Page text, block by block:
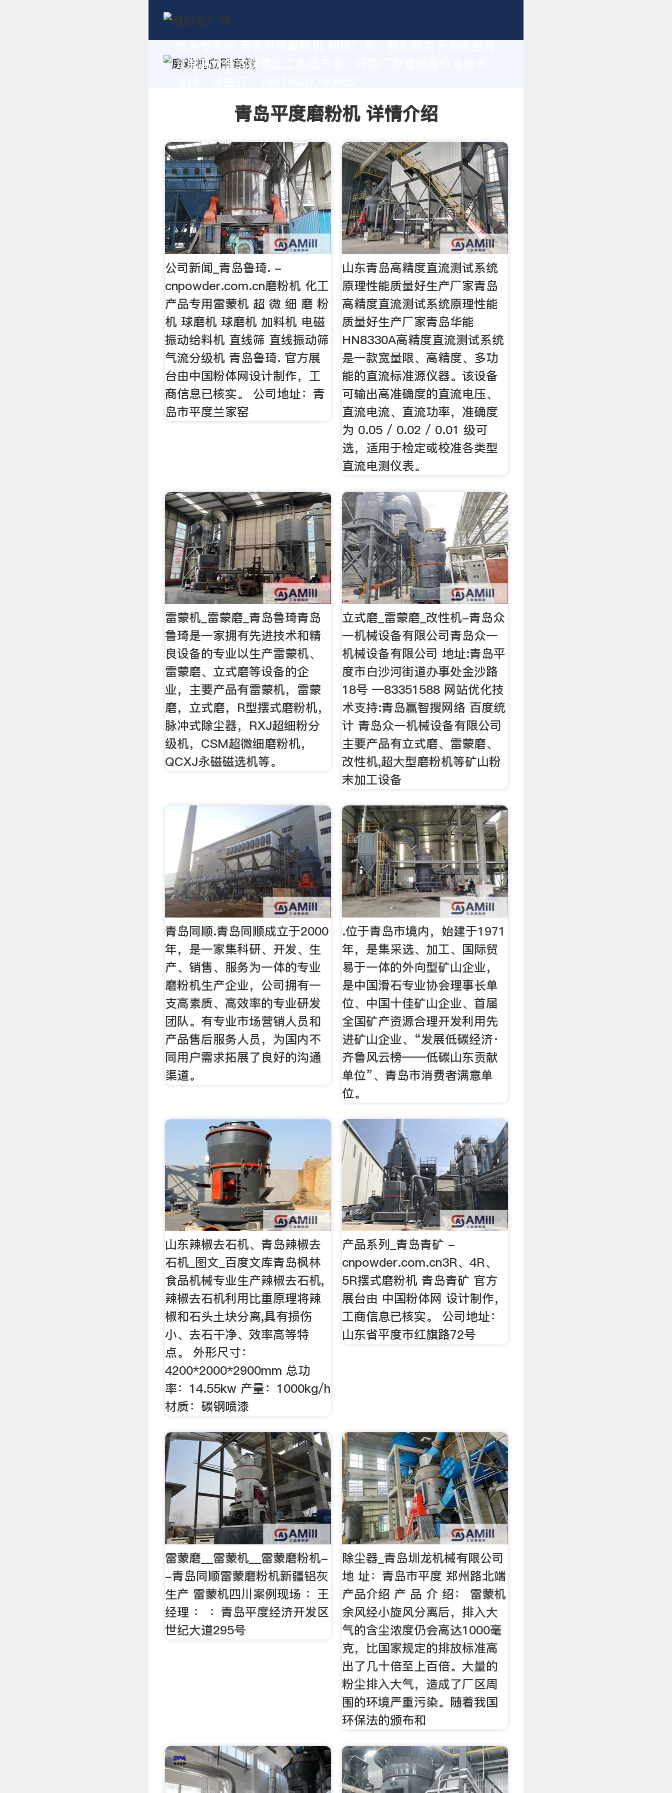
定制高价值的粉体加工系统方案。获取厂家直销报价及技术
青岛平度磨粉机 详情介绍
公司新闻_青岛鲁琦. -
cnpowder.com.cn磨粉机 化工
产品专用雷蒙机 超 微 细 磨 粉
机 球磨机 球磨机 加料机 电磁
振动给料机 直线筛 直线振动筛
气流分级机 青岛鲁琦. 官方展
台由中国粉体网设计制作，工
商信息已核实。 公司地址：青
岛市平度兰家窑
山东青岛高精度直流测试系统
原理性能质量好生产厂家青岛
高精度直流测试系统原理性能
质量好生产厂家青岛华能
HN8330A高精度直流测试系统
是一款宽量限、高精度、多功
能的直流标准源仪器。该设备
可输出高准确度的直流电压、
直流电流、直流功率，准确度
为 0.05 / 0.02 / 0.01 级可
选，适用于检定或校准各类型
直流电测仪表。
雷蒙机_雷蒙磨_青岛鲁琦青岛
鲁琦是一家拥有先进技术和精
良设备的专业以生产雷蒙机、
雷蒙磨、立式磨等设备的企
业，主要产品有雷蒙机，雷蒙
磨，立式磨，R型摆式磨粉机，
脉冲式除尘器，RXJ超细粉分
级机，CSM超微细磨粉机，
QCXJ永磁磁选机等。
立式磨_雷蒙磨_改性机-青岛众
一机械设备有限公司青岛众一
机械设备有限公司 地址:青岛平
度市白沙河街道办事处金沙路
18号 —83351588 网站优化技
术支持:青岛赢智搜网络 百度统
计 青岛众一机械设备有限公司
主要产品有立式磨、雷蒙磨、
改性机,超大型磨粉机等矿山粉
末加工设备
青岛同顺.青岛同顺成立于2000
年，是一家集科研、开发、生
产、销售、服务为一体的专业
磨粉机生产企业，公司拥有一
支高素质、高效率的专业研发
团队。有专业市场营销人员和
产品售后服务人员，为国内不
同用户需求拓展了良好的沟通
渠道。
.位于青岛市境内，始建于1971
年，是集采选、加工、国际贸
易于一体的外向型矿山企业，
是中国滑石专业协会理事长单
位、中国十佳矿山企业、首届
全国矿产资源合理开发利用先
进矿山企业、“发展低碳经济·
齐鲁风云榜——低碳山东贡献
单位”、青岛市消费者满意单
位。
山东辣椒去石机、青岛辣椒去
石机_图文_百度文库青岛枫林
食品机械专业生产辣椒去石机,
辣椒去石机利用比重原理将辣
椒和石头土块分离,具有损伤
小、去石干净、效率高等特
点。 外形尺寸：
4200*2000*2900mm 总功
率：14.55kw 产量：1000kg/h
材质：碳钢喷漆
产品系列_青岛青矿 -
cnpowder.com.cn3R、4R、
5R摆式磨粉机 青岛青矿 官方
展台由 中国粉体网 设计制作，
工商信息已核实。 公司地址：
山东省平度市红旗路72号
雷蒙磨__雷蒙机__雷蒙磨粉机-
-青岛同顺雷蒙磨粉机新疆铝灰
生产 雷蒙机四川案例现场 ：王
经理 ： ：青岛平度经济开发区
世纪大道295号
除尘器_青岛圳龙机械有限公司
地 址：青岛市平度 郑州路北端
产品介绍 产 品 介 绍： 雷蒙机
余风经小旋风分离后，排入大
气的含尘浓度仍会高达1000毫
克，比国家规定的排放标准高
出了几十倍至上百倍。大量的
粉尘排入大气，造成了厂区周
围的环境严重污染。随着我国
环保法的颁布和